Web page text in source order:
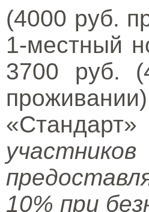
(4000 руб.
1-местный
3700 руб.
10% при